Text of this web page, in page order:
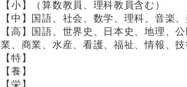
【小】（算数教員、理科教員含む）
【中】国語、社会、数学、理科、音楽
【高】国語、世界史、日本史、地理、
業、商業、水産、看護、福祉、情報、
【特】
【養】
【栄】